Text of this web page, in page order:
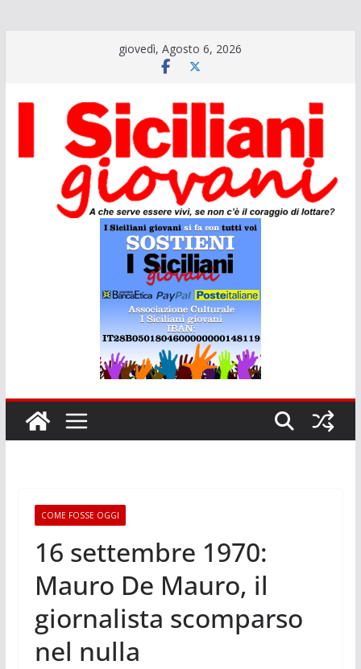
giovedì, Agosto 6, 2026
COME FOSSE OGGI
16 settembre 1970:
Mauro De Mauro, il
giornalista scomparso
nel nulla